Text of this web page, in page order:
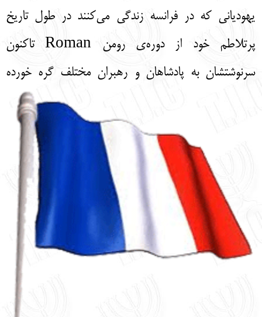
English עברית
یهودیانی که در فرانسه زندگی می‌کنند در طول تاریخ
پرتلاطم خود از دوره‌ی رومن Roman تاکنون
سرنوشتشان به پادشاهان و رهبران مختلف گره خورده